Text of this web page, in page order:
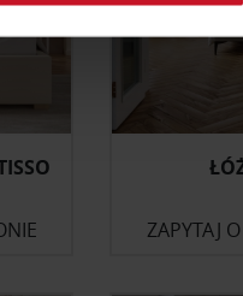
i analizować
społecznościowym,
od Ciebie lub
ZAPYTAJ